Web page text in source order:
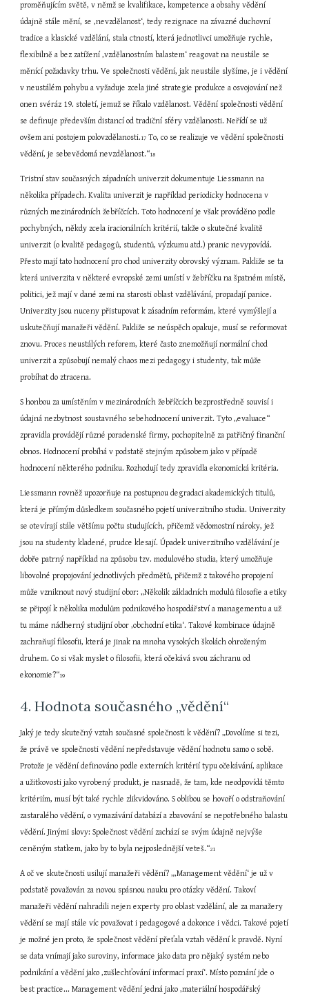
proměňujícím světě, v němž se kvalifikace, kompetence a obsahy vědění
údajně stále mění, se ‚nevzdělanost‘, tedy rezignace na závazné duchovní
tradice a klasické vzdělání, stala ctností, která jednotlivci umožňuje rychle,
flexibilně a bez zatížení ‚vzdělanostním balastem‘ reagovat na neustále se
měnící požadavky trhu. Ve společnosti vědění, jak neustále slyšíme, je i vědění
v neustálém pohybu a vyžaduje zcela jiné strategie produkce a osvojování než
onen svéráz 19. století, jemuž se říkalo vzdělanost. Vědění společnosti vědění
se definuje především distancí od tradiční sféry vzdělanosti. Neřídí se už
ovšem ani postojem polovzdělanosti.17 To, co se realizuje ve vědění společnosti
vědění, je sebevědomá nevzdělanost.“18
Tristní stav současných západních univerzit dokumentuje Liessmann na
několika případech. Kvalita univerzit je například periodicky hodnocena v
různých mezinárodních žebříčcích. Toto hodnocení je však prováděno podle
pochybných, někdy zcela iracionálních kritérií, takže o skutečné kvalitě
univerzit (o kvalitě pedagogů, studentů, výzkumu atd.) pranic nevypovídá.
Přesto mají tato hodnocení pro chod univerzity obrovský význam. Pakliže se ta
která univerzita v některé evropské zemi umístí v žebříčku na špatném místě,
politici, jež mají v dané zemi na starosti oblast vzdělávání, propadají panice.
Univerzity jsou nuceny přistupovat k zásadním reformám, které vymýšlejí a
uskutečňují manažeři vědění. Pakliže se neúspěch opakuje, musí se reformovat
znovu. Proces neustálých reforem, které často znemožňují normální chod
univerzit a způsobují nemalý chaos mezi pedagogy i studenty, tak může
probíhat do ztracena.
S honbou za umístěním v mezinárodních žebříčcích bezprostředně souvisí i
údajná nezbytnost soustavného sebehodnocení univerzit. Tyto „evaluace“
zpravidla provádějí různé poradenské firmy, pochopitelně za patřičný finanční
obnos. Hodnocení probíhá v podstatě stejným způsobem jako v případě
hodnocení některého podniku. Rozhodují tedy zpravidla ekonomická kritéria.
Liessmann rovněž upozorňuje na postupnou degradaci akademických titulů,
která je přímým důsledkem současného pojetí univerzitního studia. Univerzity
se otevírají stále většímu počtu studujících, přičemž vědomostní nároky, jež
jsou na studenty kladené, prudce klesají. Úpadek univerzitního vzdělávání je
dobře patrný například na způsobu tzv. modulového studia, který umožňuje
libovolné propojování jednotlivých předmětů, přičemž z takového propojení
může vzniknout nový studijní obor: „Několik základních modulů filosofie a etiky
se připojí k několika modulům podnikového hospodářství a managementu a už
tu máme nádherný studijní obor ‚obchodní etika‘. Takové kombinace údajně
zachraňují filosofii, která je jinak na mnoha vysokých školách ohroženým
druhem. Co si však myslet o filosofii, která očekává svou záchranu od
ekonomie?“19
4. Hodnota současného „vědění“
Jaký je tedy skutečný vztah současné společnosti k vědění? „Dovolíme si tezi,
že právě ve společnosti vědění nepředstavuje vědění hodnotu samo o sobě.
Protože je vědění definováno podle externích kritérií typu očekávání, aplikace
a užitkovosti jako vyrobený produkt, je nasnadě, že tam, kde neodpovídá těmto
kritériím, musí být také rychle zlikvidováno. S oblibou se hovoří o odstraňování
zastaralého vědění, o vymazávání databází a zbavování se nepotřebného balastu
vědění. Jinými slovy: Společnost vědění zachází se svým údajně nejvýše
ceněným statkem, jako by to byla nejposlednější veteš.“21
A oč ve skutečnosti usilují manažeři vědění? „‚Management vědění‘ je už v
podstatě považován za novou spásnou nauku pro otázky vědění. Takoví
manažeři vědění nahradili nejen experty pro oblast vzdělání, ale za manažery
vědění se mají stále víc považovat i pedagogové a dokonce i vědci. Takové pojetí
je možné jen proto, že společnost vědění přeťala vztah vědění k pravdě. Nyní
se data vnímají jako suroviny, informace jako data pro nějaký systém nebo
podnikání a vědění jako ‚zušlechťování informací praxí‘. Místo poznání jde o
best practice... Management vědění jedná jako ‚materiální hospodářský